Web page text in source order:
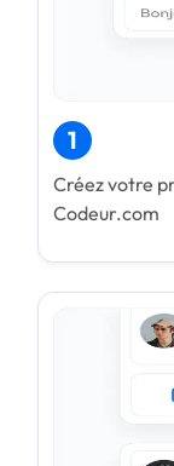
1
Créez votre
Codeur.com